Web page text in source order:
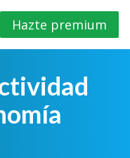
Hazte premium